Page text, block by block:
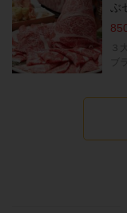
ぶ
３